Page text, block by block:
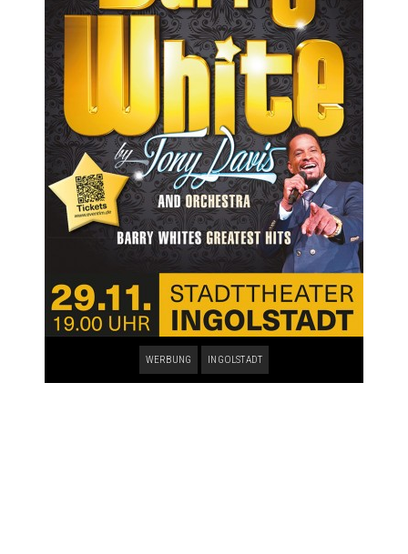
WERBUNG INGOLSTADT